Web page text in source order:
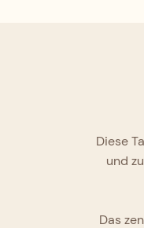
Diese
und
Das